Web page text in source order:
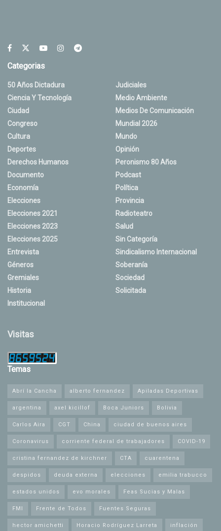
Categorias
50 Años Dictadura
Ciencia Y Tecnología
Ciudad
Congreso
Cultura
Deportes
Derechos Humanos
Documento
Economía
Elecciones
Elecciones 2021
Elecciones 2023
Elecciones 2025
Entrevista
Géneros
Gremiales
Historia
Institucional
Judiciales
Medio Ambiente
Medios De Comunicación
Mundial 2026
Mundo
Opinión
Peronismo 80 Años
Podcast
Política
Provincia
Radioteatro
Salud
Sin Categoría
Sindicalismo Internacional
Soberanía
Sociedad
Solicitada
Visitas
Temas
Abrí la Cancha alberto fernandez Apiladas Deportivas
argentina axel kicillof Boca Juniors Bolivia
Carlos Aira CGT China ciudad de buenos aires
Coronavirus corriente federal de trabajadores COVID-19
cristina fernandez de kirchner CTA cuarentena
despidos deuda externa elecciones emilia trabucco
estados unidos evo morales Feas Sucias y Malas
FMI Frente de Todos Fuentes Seguras
hector amichetti Horacio Rodríguez Larreta inflación